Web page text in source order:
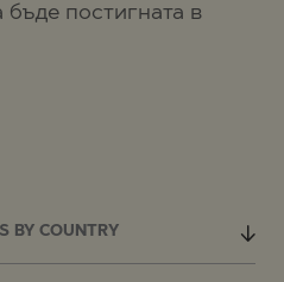
постигната в
BY COUNTRY